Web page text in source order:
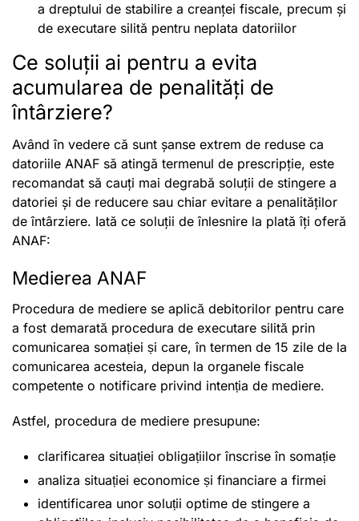
a dreptului de stabilire a creanței fiscale, precum și
de executare silită pentru neplata datoriilor
Ce soluții ai pentru a evita
acumularea de penalități de
întârziere?
Având în vedere că sunt șanse extrem de reduse ca
datoriile ANAF să atingă termenul de prescripție, este
recomandat să cauți mai degrabă soluții de stingere a
datoriei și de reducere sau chiar evitare a penalităților
de întârziere. Iată ce soluții de înlesnire la plată îți oferă
ANAF:
Medierea ANAF
Procedura de mediere se aplică debitorilor pentru care
a fost demarată procedura de executare silită prin
comunicarea somației și care, în termen de 15 zile de la
comunicarea acesteia, depun la organele fiscale
competente o notificare privind intenția de mediere.
Astfel, procedura de mediere presupune:
clarificarea situației obligațiilor înscrise în somație
analiza situației economice și financiare a firmei
identificarea unor soluții optime de stingere a